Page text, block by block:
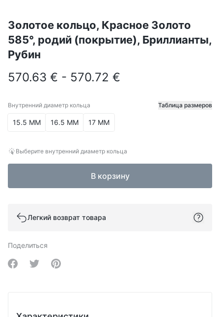
Золотое кольцо, Красное Золото
585°, родий (покрытие), Бриллианты,
Рубин
570.63 € - 570.72 €
Внутренний диаметр кольца Таблица размеров
Внутренний диаметр кольца
15.5 ММ 16.5 ММ 17 ММ
Выберите внутренний диаметр кольца
В корзину
Легкий возврат товара
Поделиться
Share on Facebook
Share on Twitter
Share on Pinterest